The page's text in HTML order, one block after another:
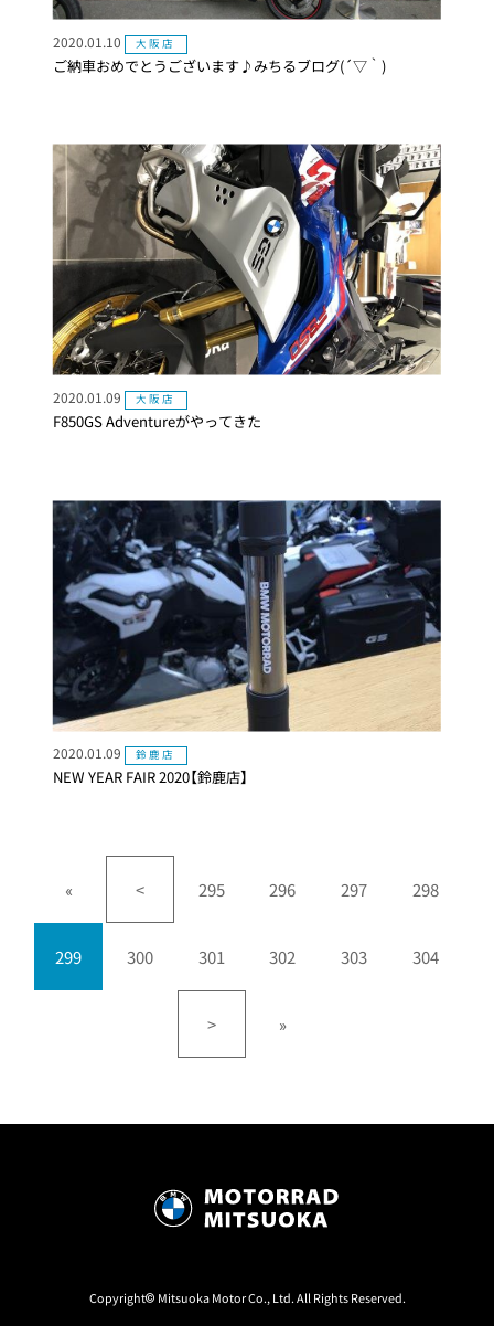
ご納車おめでとうございます♪みちるブログ(´▽｀)
2020.01.10 大阪店
F850GS Adventureがやってきた
2020.01.09 大阪店
NEW YEAR FAIR 2020【鈴鹿店】
2020.01.09 鈴鹿店
« < 295 296 297 298
299 300 301 302 303 304
> »
Copyright© Mitsuoka Motor Co., Ltd. All Rights Reserved.